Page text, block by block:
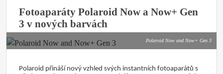
Fotoaparáty Polaroid Now a Now+ Gen
3 v nových barvách
Polaroid Now and Now+ Gen 3
Polaroid přináší nový vzhled svých instantních fotoaparátů s